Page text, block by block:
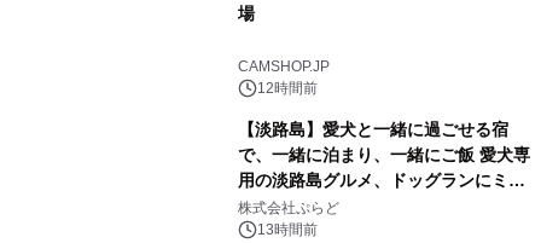
場
CAMSHOP.JP
12時間前
【淡路島】愛犬と一緒に過ごせる宿
で、一緒に泊まり、一緒にご飯 愛犬専
用の淡路島グルメ、ドッグランにミニ
プール グランピングとトレーラーハウ
スの2施設で
株式会社ぷらど
13時間前